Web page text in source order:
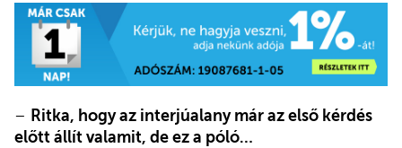
– Ritka, hogy az interjúalany már az első kérdés
előtt állít valamit, de ez a póló…